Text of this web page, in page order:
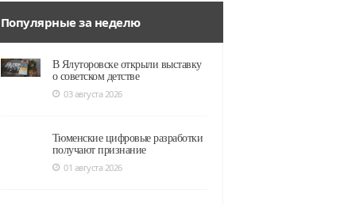
Популярные за неделю
В Ялуторовске открыли выставку
о советском детстве
03 августа 2026
Тюменские цифровые разработки
получают признание
01 августа 2026